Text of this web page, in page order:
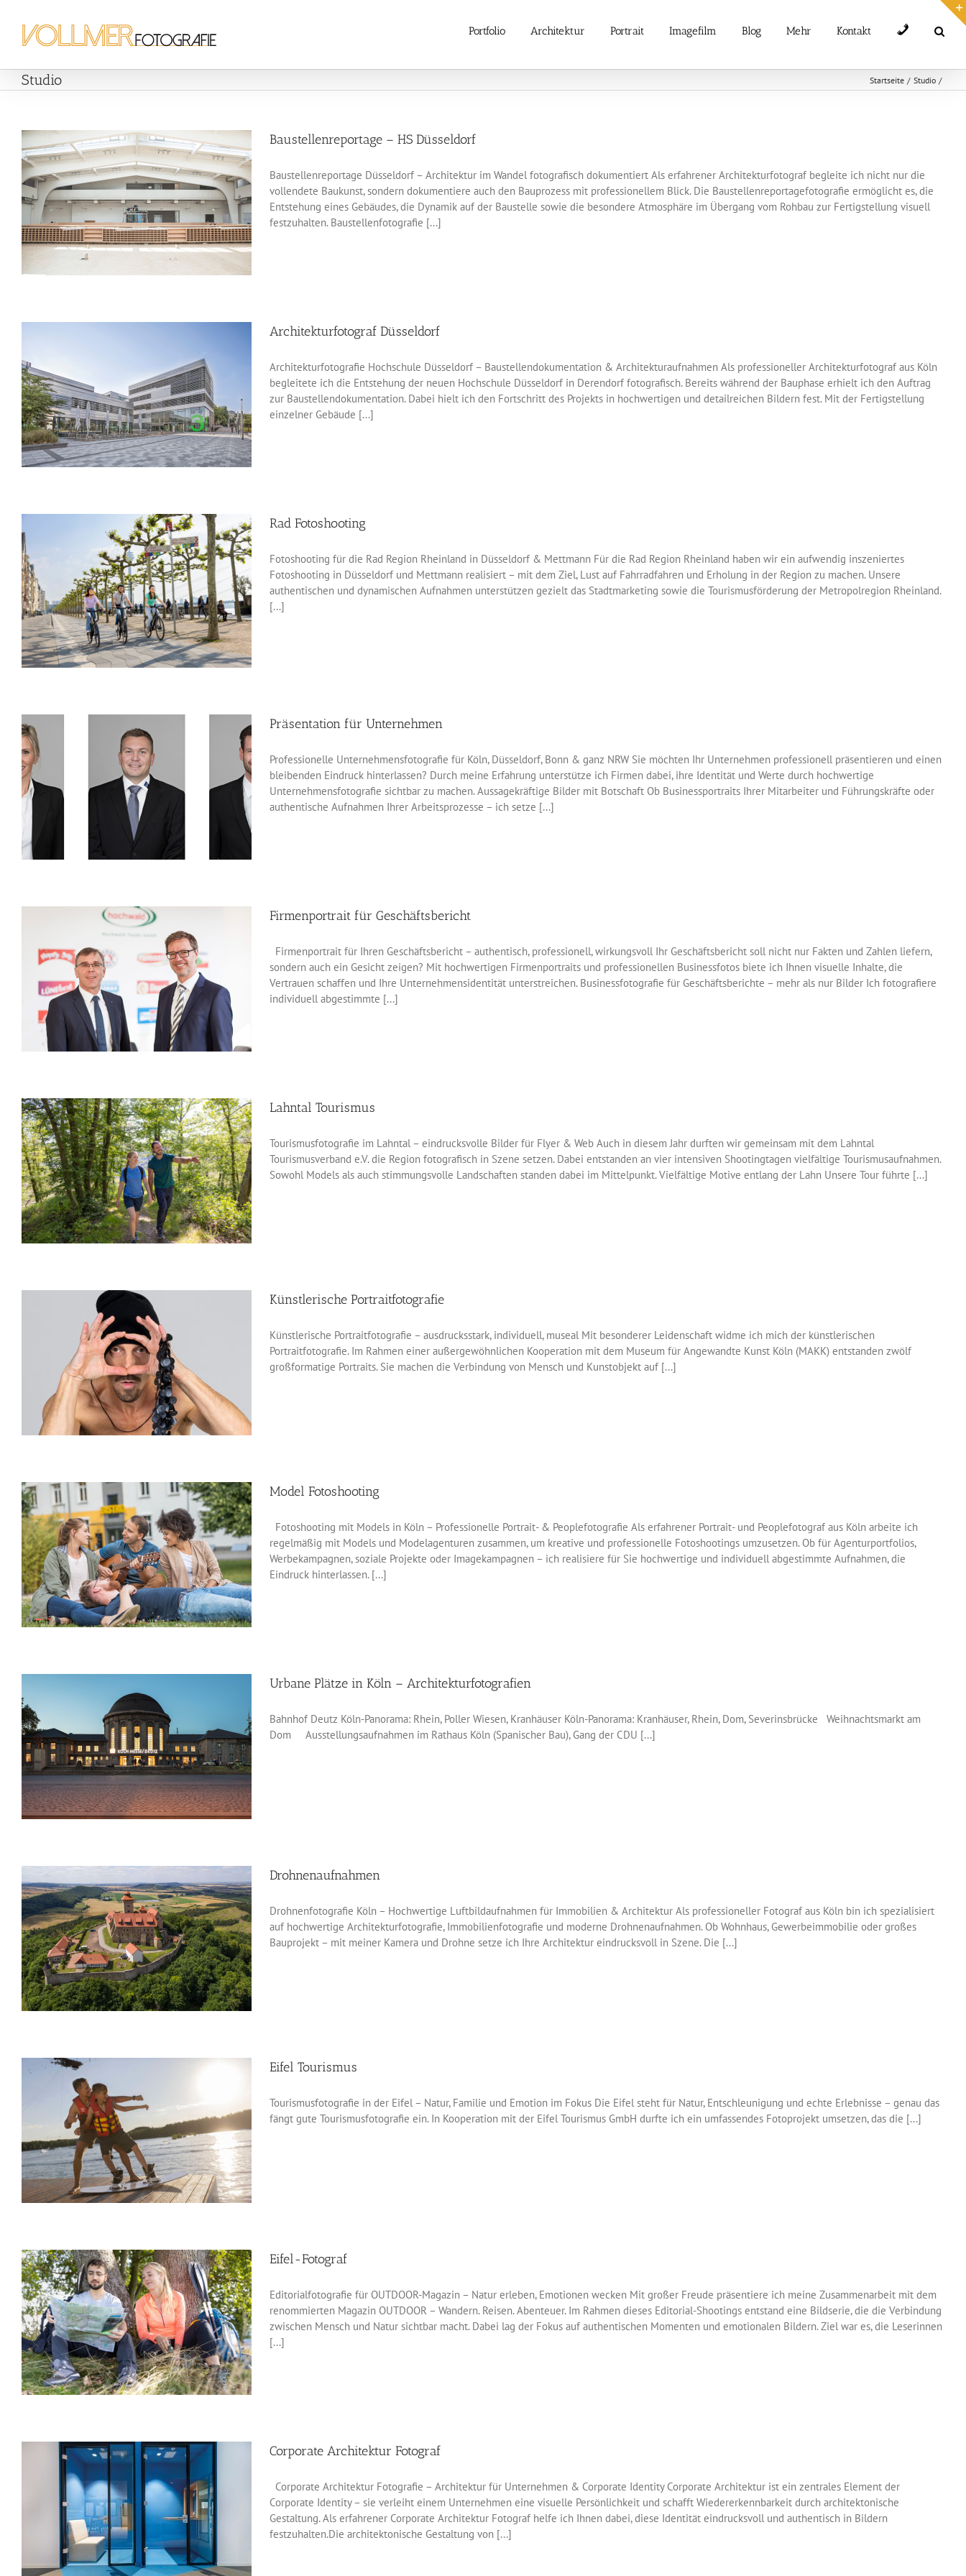
Inhalt
springen
Portfolio Architektur Portrait Imagefilm Blog Mehr Kontakt Telefon
Studio Startseite Studio
Baustellenreportage – HS Düsseldorf
Baustellenreportage Düsseldorf – Architektur im Wandel fotografisch dokumentiert Als erfahrener Architekturfotograf begleite ich nicht nur die
vollendete Baukunst, sondern dokumentiere auch den Bauprozess mit professionellem Blick. Die Baustellenreportagefotografie ermöglicht es, die
Entstehung eines Gebäudes, die Dynamik auf der Baustelle sowie die besondere Atmosphäre im Übergang vom Rohbau zur Fertigstellung visuell
festzuhalten. Baustellenfotografie [...]
Architekturfotograf Düsseldorf
Architekturfotografie Hochschule Düsseldorf – Baustellendokumentation & Architekturaufnahmen Als professioneller Architekturfotograf aus Köln
begleitete ich die Entstehung der neuen Hochschule Düsseldorf in Derendorf fotografisch. Bereits während der Bauphase erhielt ich den Auftrag
zur Baustellendokumentation. Dabei hielt ich den Fortschritt des Projekts in hochwertigen und detailreichen Bildern fest. Mit der Fertigstellung
einzelner Gebäude [...]
Rad Fotoshooting
Fotoshooting für die Rad Region Rheinland in Düsseldorf & Mettmann Für die Rad Region Rheinland haben wir ein aufwendig inszeniertes
Fotoshooting in Düsseldorf und Mettmann realisiert – mit dem Ziel, Lust auf Fahrradfahren und Erholung in der Region zu machen. Unsere
authentischen und dynamischen Aufnahmen unterstützen gezielt das Stadtmarketing sowie die Tourismusförderung der Metropolregion Rheinland.
[...]
Präsentation für Unternehmen
Professionelle Unternehmensfotografie für Köln, Düsseldorf, Bonn & ganz NRW Sie möchten Ihr Unternehmen professionell präsentieren und einen
bleibenden Eindruck hinterlassen? Durch meine Erfahrung unterstütze ich Firmen dabei, ihre Identität und Werte durch hochwertige
Unternehmensfotografie sichtbar zu machen. Aussagekräftige Bilder mit Botschaft Ob Businessportraits Ihrer Mitarbeiter und Führungskräfte oder
authentische Aufnahmen Ihrer Arbeitsprozesse – ich setze [...]
Firmenportrait für Geschäftsbericht
Firmenportrait für Ihren Geschäftsbericht – authentisch, professionell, wirkungsvoll Ihr Geschäftsbericht soll nicht nur Fakten und Zahlen liefern,
sondern auch ein Gesicht zeigen? Mit hochwertigen Firmenportraits und professionellen Businessfotos biete ich Ihnen visuelle Inhalte, die
Vertrauen schaffen und Ihre Unternehmensidentität unterstreichen. Businessfotografie für Geschäftsberichte – mehr als nur Bilder Ich fotografiere
individuell abgestimmte [...]
Lahntal Tourismus
Tourismusfotografie im Lahntal – eindrucksvolle Bilder für Flyer & Web Auch in diesem Jahr durften wir gemeinsam mit dem Lahntal
Tourismusverband e.V. die Region fotografisch in Szene setzen. Dabei entstanden an vier intensiven Shootingtagen vielfältige Tourismusaufnahmen.
Sowohl Models als auch stimmungsvolle Landschaften standen dabei im Mittelpunkt. Vielfältige Motive entlang der Lahn Unsere Tour führte [...]
Künstlerische Portraitfotografie
Künstlerische Portraitfotografie – ausdrucksstark, individuell, museal Mit besonderer Leidenschaft widme ich mich der künstlerischen
Portraitfotografie. Im Rahmen einer außergewöhnlichen Kooperation mit dem Museum für Angewandte Kunst Köln (MAKK) entstanden zwölf
großformatige Portraits. Sie machen die Verbindung von Mensch und Kunstobjekt auf [...]
Model Fotoshooting
Fotoshooting mit Models in Köln – Professionelle Portrait- & Peoplefotografie Als erfahrener Portrait- und Peoplefotograf aus Köln arbeite ich
regelmäßig mit Models und Modelagenturen zusammen, um kreative und professionelle Fotoshootings umzusetzen. Ob für Agenturportfolios,
Werbekampagnen, soziale Projekte oder Imagekampagnen – ich realisiere für Sie hochwertige und individuell abgestimmte Aufnahmen, die
Eindruck hinterlassen. [...]
Urbane Plätze in Köln – Architekturfotografien
Bahnhof Deutz Köln-Panorama: Rhein, Poller Wiesen, Kranhäuser Köln-Panorama: Kranhäuser, Rhein, Dom, Severinsbrücke Weihnachtsmarkt am
Dom Ausstellungsaufnahmen im Rathaus Köln (Spanischer Bau), Gang der CDU [...]
Drohnenaufnahmen
Drohnenfotografie Köln – Hochwertige Luftbildaufnahmen für Immobilien & Architektur Als professioneller Fotograf aus Köln bin ich spezialisiert
auf hochwertige Architekturfotografie, Immobilienfotografie und moderne Drohnenaufnahmen. Ob Wohnhaus, Gewerbeimmobilie oder großes
Bauprojekt – mit meiner Kamera und Drohne setze ich Ihre Architektur eindrucksvoll in Szene. Die [...]
Eifel Tourismus
Tourismusfotografie in der Eifel – Natur, Familie und Emotion im Fokus Die Eifel steht für Natur, Entschleunigung und echte Erlebnisse – genau das
fängt gute Tourismusfotografie ein. In Kooperation mit der Eifel Tourismus GmbH durfte ich ein umfassendes Fotoprojekt umsetzen, das die [...]
Eifel-Fotograf
Editorialfotografie für OUTDOOR-Magazin – Natur erleben, Emotionen wecken Mit großer Freude präsentiere ich meine Zusammenarbeit mit dem
renommierten Magazin OUTDOOR – Wandern. Reisen. Abenteuer. Im Rahmen dieses Editorial-Shootings entstand eine Bildserie, die die Verbindung
zwischen Mensch und Natur sichtbar macht. Dabei lag der Fokus auf authentischen Momenten und emotionalen Bildern. Ziel war es, die Leserinnen
[...]
Corporate Architektur Fotograf
Corporate Architektur Fotografie – Architektur für Unternehmen & Corporate Identity Corporate Architektur ist ein zentrales Element der
Corporate Identity – sie verleiht einem Unternehmen eine visuelle Persönlichkeit und schafft Wiedererkennbarkeit durch architektonische
Gestaltung. Als erfahrener Corporate Architektur Fotograf helfe ich Ihnen dabei, diese Identität eindrucksvoll und authentisch in Bildern
festzuhalten.Die architektonische Gestaltung von [...]